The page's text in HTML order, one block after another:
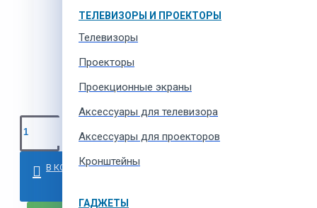
ТЕЛЕВИЗОРЫ И ПРОЕКТОРЫ
Телевизоры
Проекторы
Проекционные экраны
Aксессуары для телевизора
Аксессуары для проекторов
Кронштейны
ГАДЖЕТЫ
В КОРЗИНУ